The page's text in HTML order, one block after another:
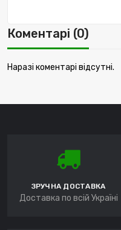
Коментарі (0)
Наразі коментарі відсутні.
ЗРУЧНА ДОСТАВКА
Доставка по всій Україні